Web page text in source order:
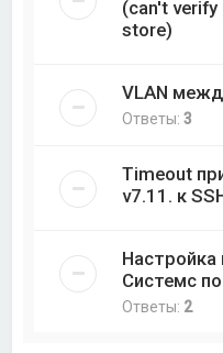
(can't
store)
VLAN
Ответы:3
Timeout
v7.11. к
Системс
Ответы: 2